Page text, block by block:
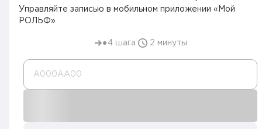
Управляйте записью в мобильном приложении «Мой
РОЛЬФ»
4 шага 2 минуты
А000AA00